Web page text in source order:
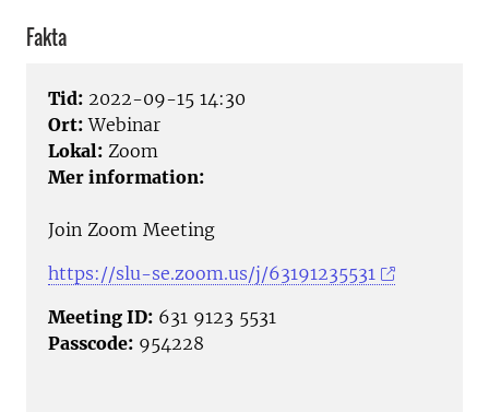
Fakta
Tid: 2022-09-15 14:30
Ort: Webinar
Lokal: Zoom
Mer information:
Join Zoom Meeting
https://slu-se.zoom.us/j/63191235531
Meeting ID: 631 9123 5531
Passcode: 954228